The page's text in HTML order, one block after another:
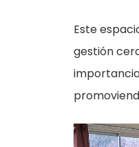
Este
gestión